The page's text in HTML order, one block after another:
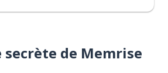
secrète de Memrise